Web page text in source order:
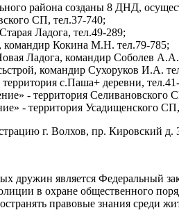
района созданы 8 ДНД,
СП, тел.37-740;
Ладога, тел.49-289;
командир Кокина М.Н. тел.79-785;
Ладога, командир Соболев
командир Сухоруков И.А.
с.Паша+ деревни,
- территория Селивановского
- территория Усадищенского
г. Волхов, пр. Кировский д.
дружин является Федеральный
в охране общественного
правовые знания среди